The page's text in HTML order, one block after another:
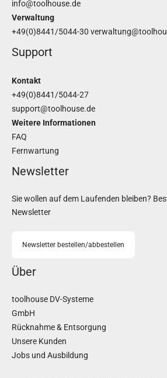
info@toolhouse.de
Verwaltung
+49(0)8441/5044-30
Support
Kontakt
+49(0)8441/5044-27
support@toolhouse.de
Weitere Informationen
FAQ
Fernwartung
Newsletter
Sie wollen auf dem Laufenden bleiben?
Newsletter
Newsletter bestellen/abbestellen
Über
toolhouse DV-Systeme
GmbH
Rücknahme & Entsorgung
Unsere Kunden
Jobs und Ausbildung